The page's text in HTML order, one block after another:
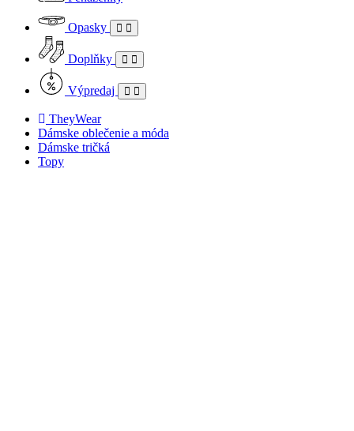
Opasky
Doplňky
Výpredaj
TheyWear
Dámske oblečenie a móda
Dámske tričká
Topy